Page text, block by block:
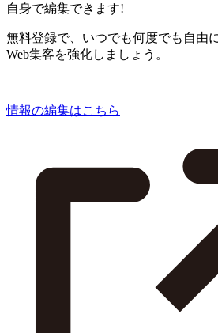
自身で編集できます!
無料登録で、いつでも何度でも自由
Web集客を強化しましょう。
情報の編集はこちら